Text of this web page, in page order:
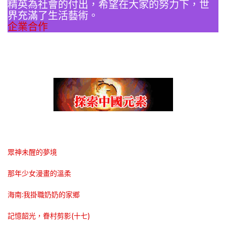
精英為社會的付出，希望在大家的努力下，世
界充滿了生活藝術。
企業合作
眾神未醒的夢境
那年少女漫畫的溫柔
海南:我掛職奶奶的家鄉
記憶韶光，眷村剪影(十七)